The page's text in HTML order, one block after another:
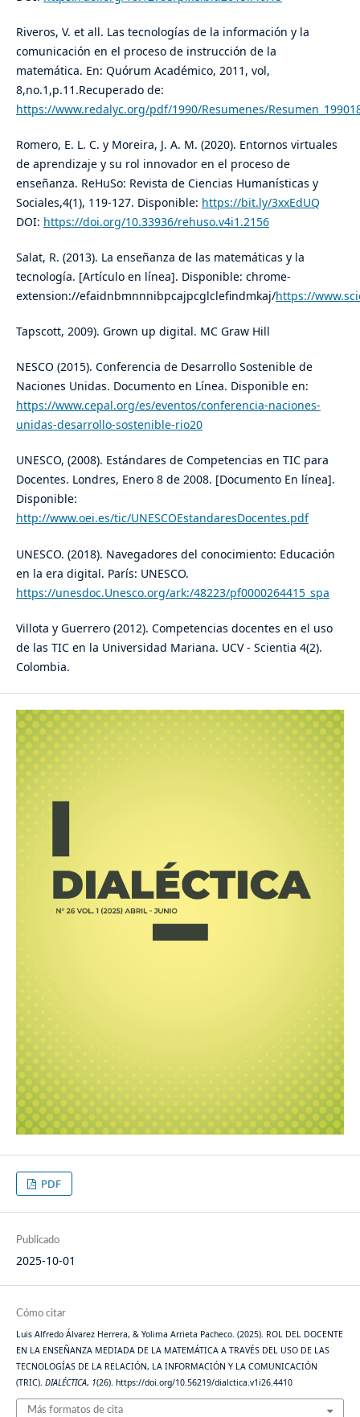
Riveros, V. et all. Las tecnologías de la información y la
comunicación en el proceso de instrucción de la
matemática. En: Quórum Académico, 2011, vol,
8,no.1,p.11.Recuperado de:
https://www.redalyc.org/pdf/1990/Resumenes/
Romero, E. L. C. y Moreira, J. A. M. (2020). Entornos virtuales
de aprendizaje y su rol innovador en el proceso de
enseñanza. ReHuSo: Revista de Ciencias Humanísticas y
Sociales,4(1), 119-127. Disponible: https://bit.ly/3xxEdUQ
DOI: https://doi.org/10.33936/rehuso.v4i1.2156
Salat, R. (2013). La enseñanza de las matemáticas y la
tecnología. [Artículo en línea]. Disponible: chrome-
extension://efaidnbmnnnibpcajpcglclefindmkaj/https://
Tapscott, 2009). Grown up digital. MC Graw Hill
NESCO (2015). Conferencia de Desarrollo Sostenible de
Naciones Unidas. Documento en Línea. Disponible en:
https://www.cepal.org/es/eventos/conferencia-naciones-
unidas-desarrollo-sostenible-rio20
UNESCO, (2008). Estándares de Competencias en TIC para
Docentes. Londres, Enero 8 de 2008. [Documento En línea].
Disponible:
http://www.oei.es/tic/UNESCOEstandaresDocentes.pdf
UNESCO. (2018). Navegadores del conocimiento: Educación
en la era digital. París: UNESCO.
https://unesdoc.Unesco.org/ark:/48223/pf0000264415_spa
Villota y Guerrero (2012). Competencias docentes en el uso
de las TIC en la Universidad Mariana. UCV - Scientia 4(2).
Colombia.
PDF
Publicado
2025-10-01
Cómo citar
Luis Alfredo Álvarez Herrera, & Yolima Arrieta Pacheco. (2025). ROL DEL DOCENTE
EN LA ENSEÑANZA MEDIADA DE LA MATEMÁTICA A TRAVÉS DEL USO DE LAS
TECNOLOGÍAS DE LA RELACIÓN, LA INFORMACIÓN Y LA COMUNICACIÓN
(TRIC). DIALÉCTICA, 1(26). https://doi.org/10.56219/dialctica.v1i26.4410
Más formatos de cita